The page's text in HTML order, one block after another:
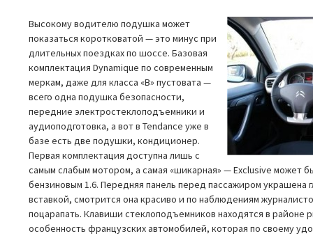
Высокому водителю подушка может
показаться коротковатой — это минус при
длительных поездках по шоссе. Базовая
комплектация Dynamique по современным
меркам, даже для класса «B» пустовата —
всего одна подушка безопасности,
передние электростеклоподъемники и
аудиоподготовка, а вот в Tendance уже в
базе есть две подушки, кондиционер.
Первая комплектация доступна лишь с
самым слабым мотором, а самая «шикарная» — Exclusive может
бензиновым 1.6. Передняя панель перед пассажиром украшена
вставкой, смотрится она красиво и по наблюдениям
поцарапать. Клавиши стеклоподъемников находятся в районе
особенность французских автомобилей, которая по своему